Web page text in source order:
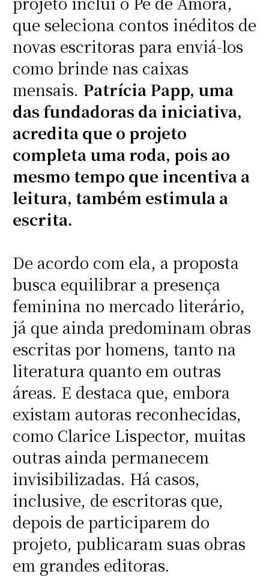
que seleciona contos inéditos de
novas escritoras para enviá-los
como brinde nas caixas
mensais. Patrícia Papp, uma
das fundadoras da iniciativa,
acredita que o projeto
completa uma roda, pois ao
mesmo tempo que incentiva a
leitura, também estimula a
escrita.
De acordo com ela, a proposta
busca equilibrar a presença
feminina no mercado literário,
já que ainda predominam obras
escritas por homens, tanto na
literatura quanto em outras
áreas. E destaca que, embora
existam autoras reconhecidas,
como Clarice Lispector, muitas
outras ainda permanecem
invisibilizadas. Há casos,
inclusive, de escritoras que,
depois de participarem do
projeto, publicaram suas obras
em grandes editoras.